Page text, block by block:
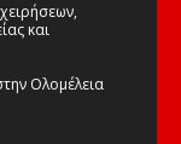
και
Ολομέλεια